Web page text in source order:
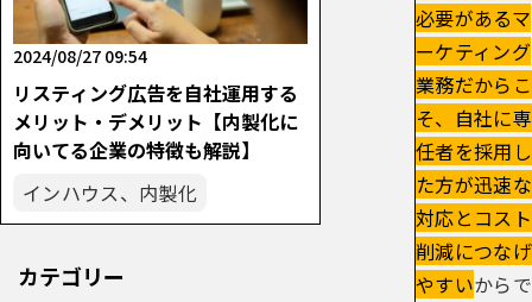
必要があるマ
ーケティング
業務だからこ
そ、自社に専
任者を採用し
た方が迅速な
対応とコスト
削減につなげ
やすいからで
2024/08/27 09:54
リスティング広告を自社運用する
メリット・デメリット【内製化に
向いてる企業の特徴も解説】
インハウス、内製化
カテゴリー